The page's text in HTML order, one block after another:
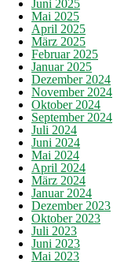
Juni 2025
Mai 2025
April 2025
März 2025
Februar 2025
Januar 2025
Dezember 2024
November 2024
Oktober 2024
September 2024
Juli 2024
Juni 2024
Mai 2024
April 2024
März 2024
Januar 2024
Dezember 2023
Oktober 2023
Juli 2023
Juni 2023
Mai 2023